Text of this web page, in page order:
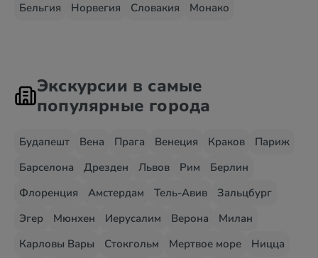
Бельгия
Норвегия Словакия Монако
Экскурсии в самые
популярные города
Будапешт Вена Прага Венеция Краков
Париж
Барселона
Дрезден Львов Рим
Берлин
Флоренция
Амстердам Тель-Авив
Зальцбург
Эгер
Мюнхен Иерусалим Верона
Милан
Карловы Вары
Стокгольм Мертвое море
Ницца